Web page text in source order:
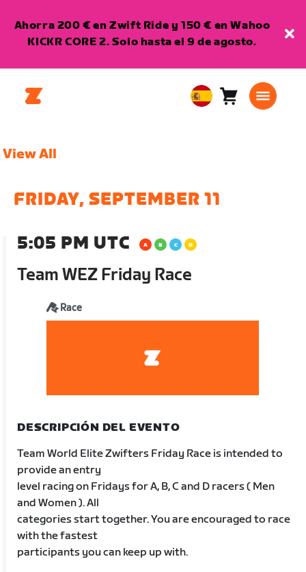
Ahorra 200 € en Zwift Ride y 150 € en Wahoo
KICKR CORE 2. Solo hasta el 9 de agosto.
EuropeanCarro0
View All
FRIDAY, SEPTEMBER 11
5:05 PM UTC
Team WEZ Friday Race
Race
DESCRIPCIÓN DEL EVENTO
Team World Elite Zwifters Friday Race is intended to
provide an entry
level racing on Fridays for A, B, C and D racers ( Men
and Women ). All
categories start together. You are encouraged to race
with the fastest
participants you can keep up with.